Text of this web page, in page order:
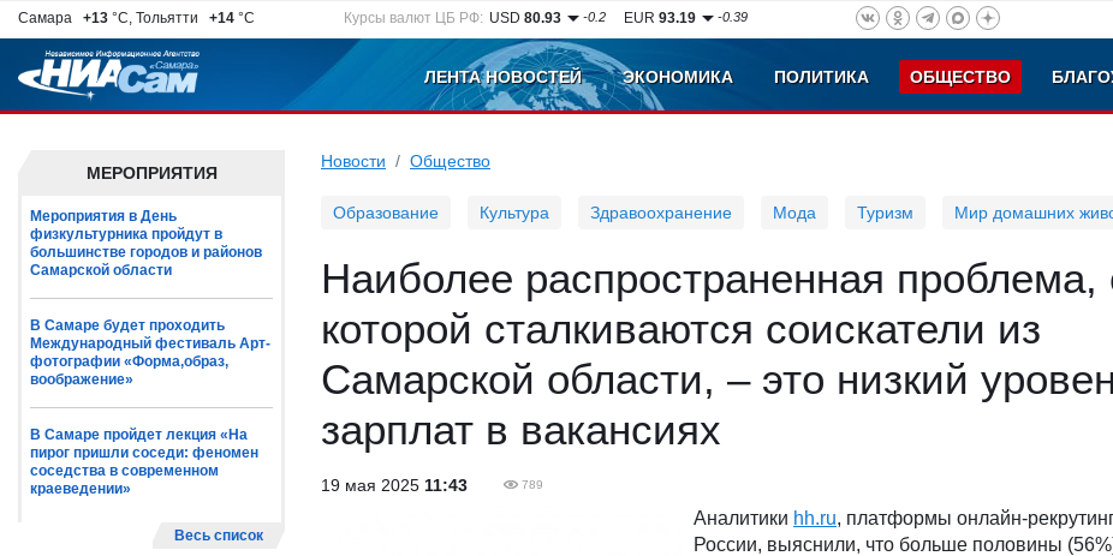
Самара +13 °C, Тольятти +14 °C Курсы валют ЦБ РФ: USD80.93 -0.2 EUR93.19 -0.39
ЛЕНТА НОВОСТЕЙ ЭКОНОМИКА ПОЛИТИКА ОБЩЕСТВО
МЕРОПРИЯТИЯ
Мероприятия в День
физкультурника пройдут в
большинстве городов и районов
Самарской области
В Самаре будет проходить
Международный фестиваль Арт-
фотографии «Форма,образ,
воображение»
В Самаре пройдет лекция «На
пирог пришли соседи: феномен
соседства в современном
краеведении»
Весь список
Новости Общество
Образование Культура Здравоохранение Мода Туризм Мир домашних
Наиболее распространенная проблема,
которой сталкиваются соискатели из
Самарской области, – это низкий
зарплат в вакансиях
19 мая 2025 11:43 789
Аналитики hh.ru, платформы онлайн-
России, выяснили, что больше половины